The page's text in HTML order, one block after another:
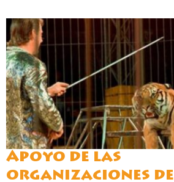
Apoyo de las
organizaciones de